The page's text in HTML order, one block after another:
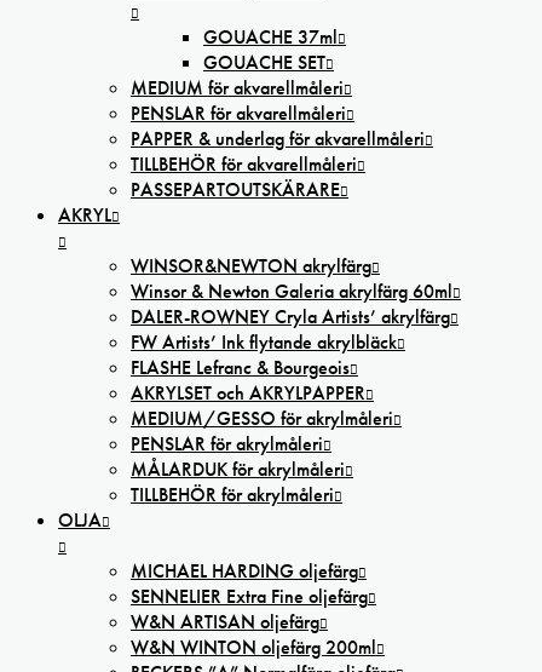
GOUACHE 37ml
GOUACHE SET
MEDIUM för akvarellmåleri
PENSLAR för akvarellmåleri
PAPPER & underlag för akvarellmåleri
TILLBEHÖR för akvarellmåleri
PASSEPARTOUTSKÄRARE
AKRYL
WINSOR&NEWTON akrylfärg
Winsor & Newton Galeria akrylfärg 60ml
DALER-ROWNEY Cryla Artists’ akrylfärg
FW Artists’ Ink flytande akrylbläck
FLASHE Lefranc & Bourgeois
AKRYLSET och AKRYLPAPPER
MEDIUM/GESSO för akrylmåleri
PENSLAR för akrylmåleri
MÅLARDUK för akrylmåleri
TILLBEHÖR för akrylmåleri
OLJA
MICHAEL HARDING oljefärg
SENNELIER Extra Fine oljefärg
W&N ARTISAN oljefärg
W&N WINTON oljefärg 200ml